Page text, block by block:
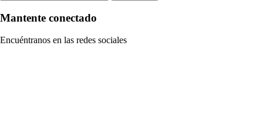
Mantente conectado
Encuéntranos en las redes sociales